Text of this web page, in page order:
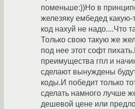
поменьше:))Но в
железяку ембедед какую-
код нахуй не надо....Что
Только свою такую же
под нее этот софт
преимущества гпл и
сделают вынуждены
коды.И победит только
сделать намного лучше
дешевой цене или